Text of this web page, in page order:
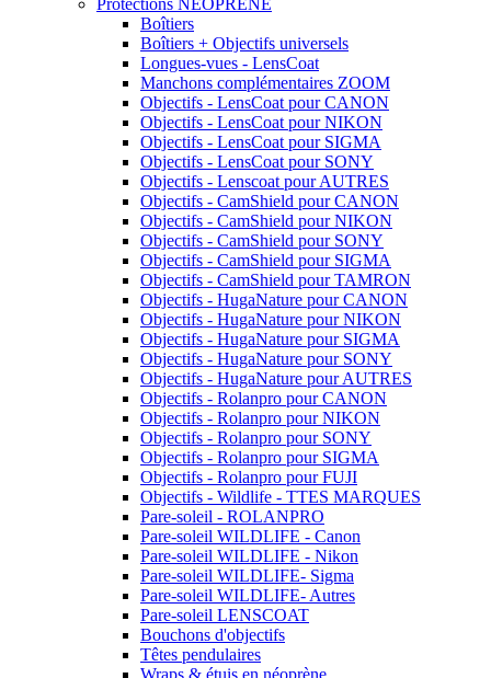
Protections NEOPRENE
Boîtiers
Boîtiers + Objectifs universels
Longues-vues - LensCoat
Manchons complémentaires ZOOM
Objectifs - LensCoat pour CANON
Objectifs - LensCoat pour NIKON
Objectifs - LensCoat pour SIGMA
Objectifs - LensCoat pour SONY
Objectifs - Lenscoat pour AUTRES
Objectifs - CamShield pour CANON
Objectifs - CamShield pour NIKON
Objectifs - CamShield pour SONY
Objectifs - CamShield pour SIGMA
Objectifs - CamShield pour TAMRON
Objectifs - HugaNature pour CANON
Objectifs - HugaNature pour NIKON
Objectifs - HugaNature pour SIGMA
Objectifs - HugaNature pour SONY
Objectifs - HugaNature pour AUTRES
Objectifs - Rolanpro pour CANON
Objectifs - Rolanpro pour NIKON
Objectifs - Rolanpro pour SONY
Objectifs - Rolanpro pour SIGMA
Objectifs - Rolanpro pour FUJI
Objectifs - Wildlife - TTES MARQUES
Pare-soleil - ROLANPRO
Pare-soleil WILDLIFE - Canon
Pare-soleil WILDLIFE - Nikon
Pare-soleil WILDLIFE- Sigma
Pare-soleil WILDLIFE- Autres
Pare-soleil LENSCOAT
Bouchons d'objectifs
Têtes pendulaires
Wraps & étuis en néoprène